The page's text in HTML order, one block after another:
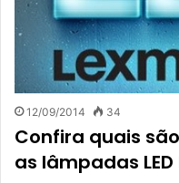
12/09/2014 34
Confira quais
as lâmpadas